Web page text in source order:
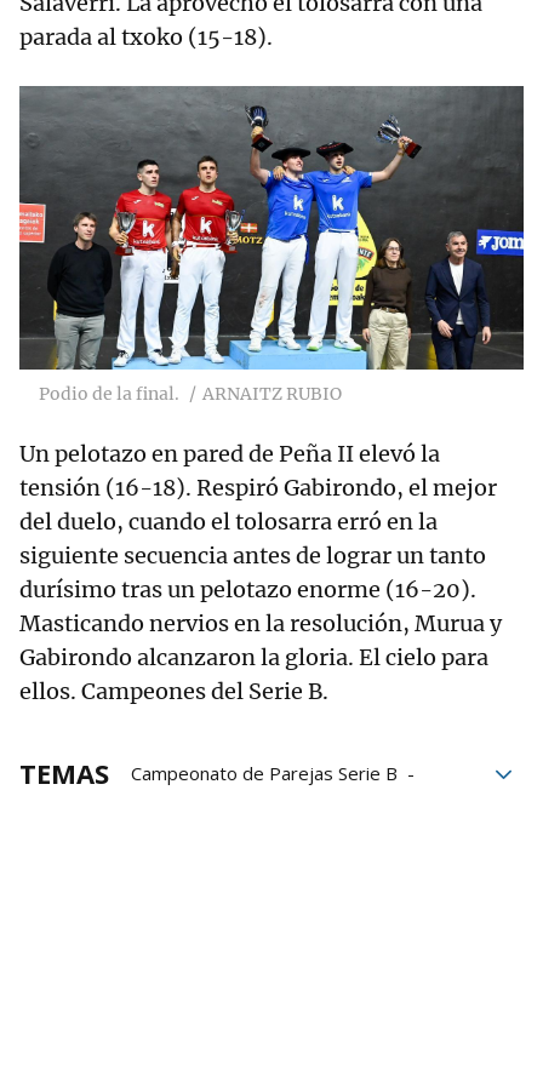
parada al txoko (15-18).
Podio de la final. ARNAITZ RUBIO
Un pelotazo en pared de Peña II elevó la
tensión (16-18). Respiró Gabirondo, el mejor
del duelo, cuando el tolosarra erró en la
siguiente secuencia antes de lograr un tanto
durísimo tras un pelotazo enorme (16-20).
Masticando nervios en la resolución, Murua y
Gabirondo alcanzaron la gloria. El cielo para
ellos. Campeones del Serie B.
TEMAS
Campeonato de Parejas Serie B